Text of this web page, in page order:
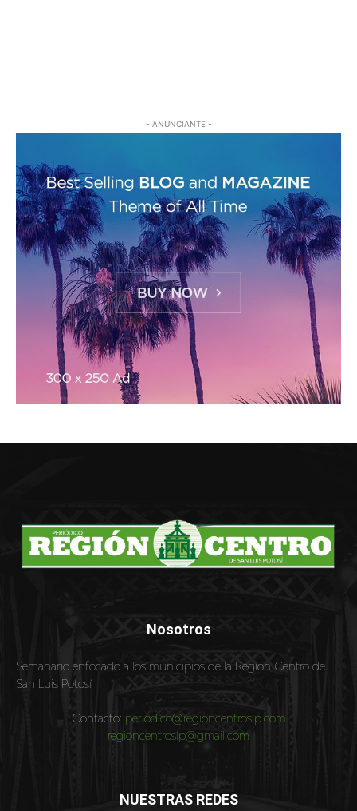
- ANUNCIANTE -
Nosotros
Semanario enfocado a los municipios de la Región Centro de
San Luis Potosí
Contacto: periodico@regioncentroslp.com
regioncentroslp@gmail.com
NUESTRAS REDES